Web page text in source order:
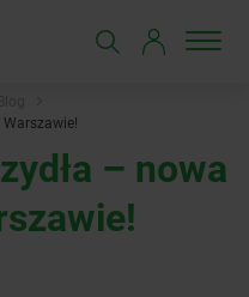
– nowa